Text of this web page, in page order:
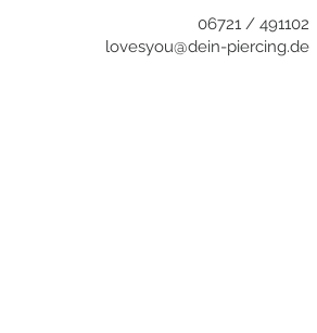
06721 / 491102
lovesyou@dein-piercing.de